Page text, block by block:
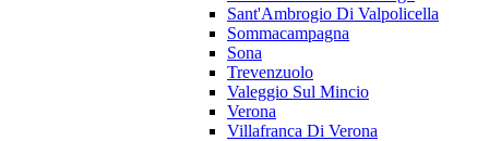
Sant'Ambrogio Di Valpolicella
Sommacampagna
Sona
Trevenzuolo
Valeggio Sul Mincio
Verona
Villafranca Di Verona